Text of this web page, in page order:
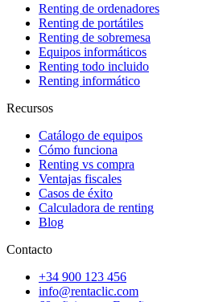
Renting de ordenadores
Renting de portátiles
Renting de sobremesa
Equipos informáticos
Renting todo incluido
Renting informático
Recursos
Catálogo de equipos
Cómo funciona
Renting vs compra
Ventajas fiscales
Casos de éxito
Calculadora de renting
Blog
Contacto
+34 900 123 456
info@rentaclic.com